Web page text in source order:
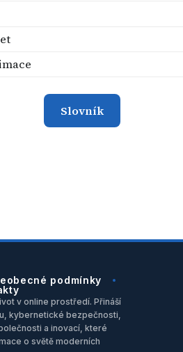
Slovník
podmínky
v online prostředí. Přináší
kybernetické bezpečnosti,
a inovací, které
o světě moderních